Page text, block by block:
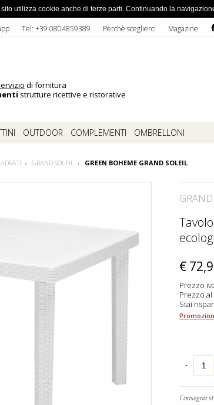
Tel: +39 0804859389 Perchè sceglierci Magazine
di fornitura
strutture ricettive e ristorative
OUTDOOR COMPLEMENTI OMBRELLONI
GRAND SOLEIL GREEN BOHEME GRAND SOLEIL
€
Prezzo
Prezzo
Stai
-
Consegna
utilizza cookie anche di terze parti. Continuando la